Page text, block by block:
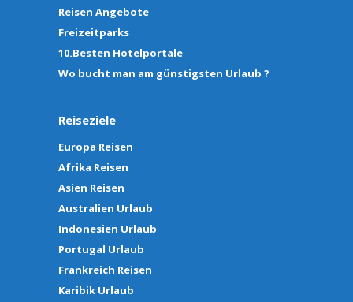
Reisen Angebote
Freizeitparks
10.Besten Hotelportale
Wo bucht man am günstigsten Urlaub ?
Reiseziele
Europa Reisen
Afrika Reisen
Asien Reisen
Australien Urlaub
Indonesien Urlaub
Portugal Urlaub
Frankreich Reisen
Karibik Urlaub